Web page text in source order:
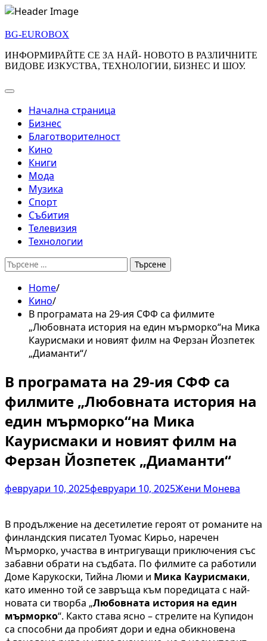
Skip
content
BG-EUROBOX
ИНФОРМИРАЙТЕ СЕ ЗА НАЙ- НОВОТО В РАЗЛИЧНИТЕ
ВИДОВЕ ИЗКУСТВА, ТЕХНОЛОГИИ, БИЗНЕС И ШОУ.
Начална страница
Бизнес
Благотворителност
Кино
Книги
Мода
Музика
Спорт
Събития
Телевизия
Технологии
Търсене
Home
Кино
В програмата на 29-ия СФФ са филмите
„Любовната история на един мърморко“на Мика
Каурисмаки и новият филм на Ферзан Йозпетек
„Диаманти“
В програмата на 29-ия СФФ са
филмите „Любовната история на
един мърморко“на Мика
Каурисмаки и новият филм на
Ферзан Йозпетек „Диаманти“
февруари 10, 2025февруари 10, 2025Жени Монева
В продължение на десетилетие героят от романите на
финландския писател Туомас Кирьо, наречен
Мърморко, участва в интригуващи приключения със
забавни обрати на съдбата. По филмите са работили
Доме Карукоски, Тийна Люми и Мика Каурисмаки,
като именно той се завръща към поредицата с най-
новата си творба „Любовната история на един
мърморко“. Както става ясно – стрелите на Купидон
са способни да пробият дори и една обикновена